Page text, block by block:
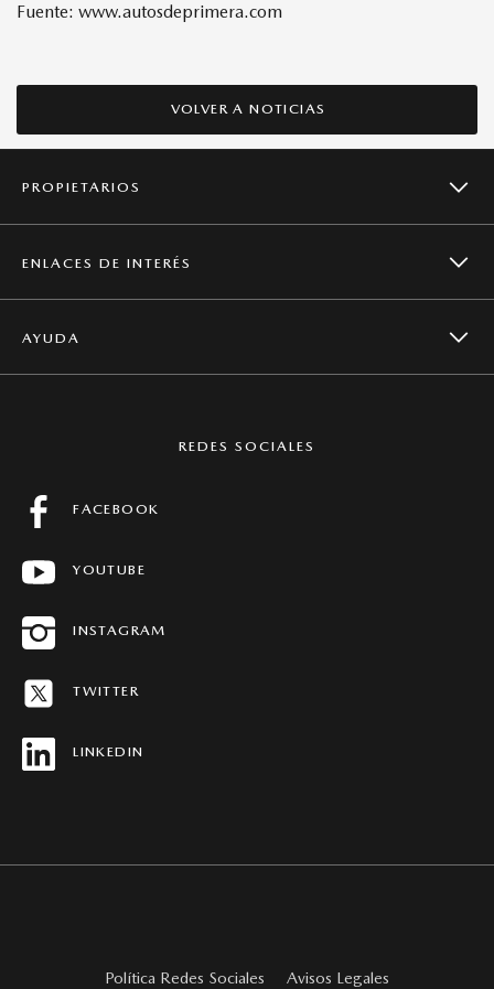
Fuente: www.autosdeprimera.com
VOLVER A NOTICIAS
PROPIETARIOS
CAMPAÑAS DE SEGURIDAD
ENLACES DE INTERÉS
NOTICIAS
REVISTAS MAZDA STORIES
AYUDA
PREGUNTAS FRECUENTES
MAPA DEL SITIO
REDES SOCIALES
FACEBOOK
YOUTUBE
INSTAGRAM
TWITTER
LINKEDIN
Política Redes Sociales Avisos Legales